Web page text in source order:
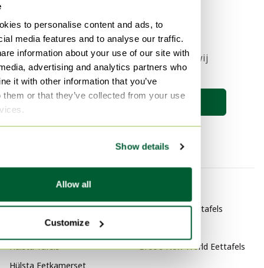
to personalise content and ads, to
media features and to analyse our traffic.
information about your use of our site with
advertising and analytics partners who
it with other information that you’ve
them or that they’ve collected from your use
Show details
Allow all
Customize
Stel nu een zoekopdracht in en wij
houden je op de hoogte 🔎
Zoekopdracht opslaan
Categorie
Hülsta Meubels
Hülsta Kaptafels
Hülsta Tafels
Hülsta Eetkamerset
Studio Henk Eettafels
Bree's New World Eettafels